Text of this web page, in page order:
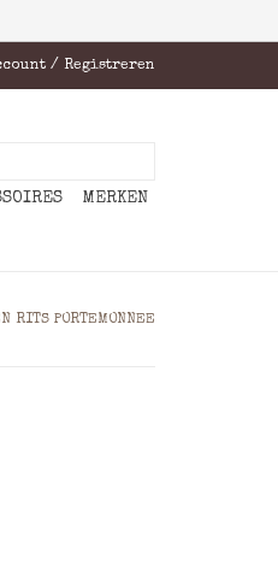
/ Registreren
MERKEN
RITS PORTEMONNEE